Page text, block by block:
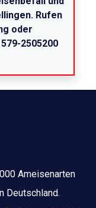
Rufen
oder
2505200
Ameisenarten
Deutschland.